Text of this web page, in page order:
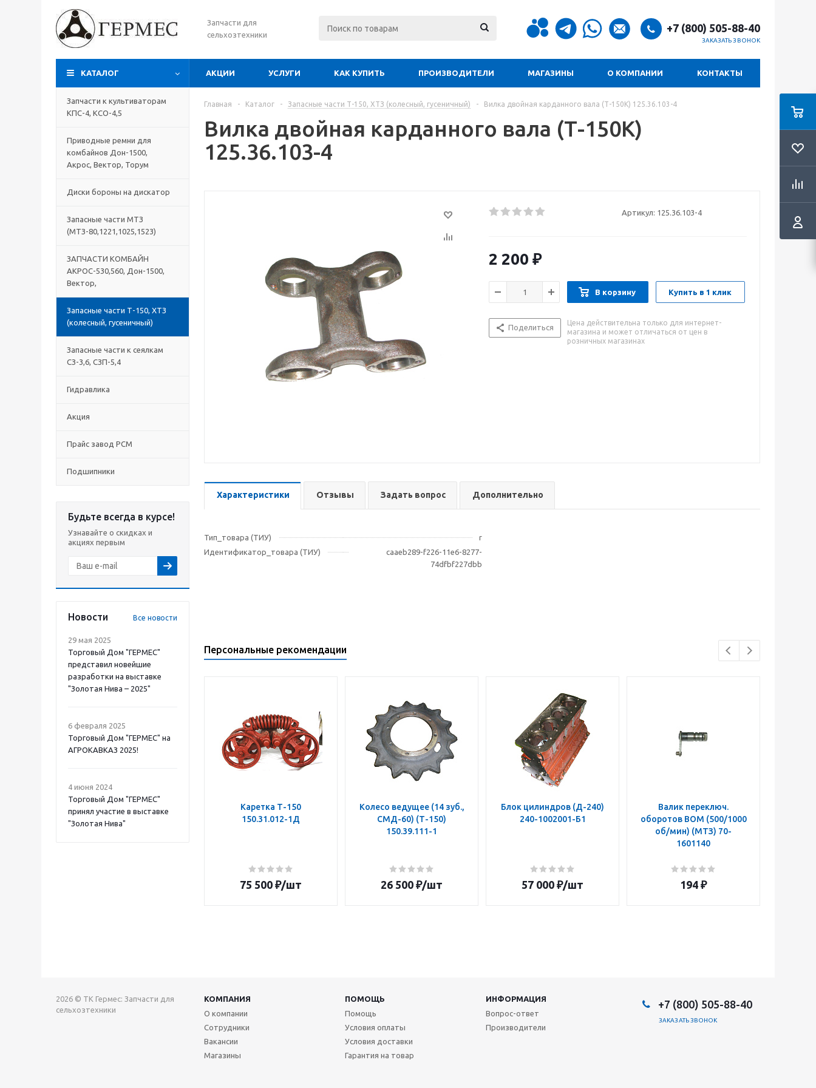
Запчасти для
сельхозтехники
+7 (800) 505-88-40
ЗАКАЗАТЬ ЗВОНОК
КАТАЛОГ АКЦИИ УСЛУГИ КАК КУПИТЬ ПРОИЗВОДИТЕЛИ МАГАЗИНЫ О КОМПАНИИ КОНТАКТЫ
Запчасти к культиваторам
КПС-4, КСО-4,5
Приводные ремни для
комбайнов Дон-1500,
Акрос, Вектор, Торум
Диски бороны на дискатор
Запасные части МТЗ
(МТЗ-80,1221,1025,1523)
ЗАПЧАСТИ КОМБАЙН
АКРОС-530,560, Дон-1500,
Вектор,
Запасные части Т-150, ХТЗ
(колесный, гусеничный)
Запасные части к сеялкам
СЗ-3,6, СЗП-5,4
Гидравлика
Акция
Прайс завод РСМ
Подшипники
Будьте всегда в курсе!
Узнавайте о скидках и
акциях первым
Новости Все новости
29 мая 2025
Торговый Дом "ГЕРМЕС"
представил новейшие
разработки на выставке
"Золотая Нива – 2025"
6 февраля 2025
Торговый Дом "ГЕРМЕС" на
АГРОКАВКАЗ 2025!
4 июня 2024
Торговый Дом "ГЕРМЕС"
принял участие в выставке
"Золотая Нива"
Главная - Каталог - Запасные части Т-150, ХТЗ (колесный, гусеничный) - Вилка двойная карданного вала (Т-150К) 125.36.103-4
Вилка двойная карданного вала (Т-150К)
125.36.103-4
Артикул: 125.36.103-4
2 200 ₽
В корзину Купить в 1 клик
Поделиться
Цена действительна только для интернет-
магазина и может отличаться от цен в
розничных магазинах
Характеристики Отзывы Задать вопрос Дополнительно
Тип_товара (ТИУ)
r
Идентификатор_товара (ТИУ)
caaeb289-f226-11e6-8277-
74dfbf227dbb
Персональные рекомендации
Каретка Т-150
150.31.012-1Д
75 500 ₽/шт
Колесо ведущее (14 зуб.,
СМД-60) (Т-150)
150.39.111-1
26 500 ₽/шт
Блок цилиндров (Д-240)
240-1002001-Б1
57 000 ₽/шт
Валик переключ.
оборотов ВОМ (500/1000
об/мин) (МТЗ) 70-
1601140
194 ₽
2026 © TK Гермес: Запчасти для
сельхозтехники
КОМПАНИЯ ПОМОЩЬ
ИНФОРМАЦИЯ
О компании
Сотрудники
Вакансии
Магазины
Помощь
Условия оплаты
Условия доставки
Гарантия на товар
Вопрос-ответ
Производители
+7 (800) 505-88-40
ЗАКАЗАТЬ ЗВОНОК